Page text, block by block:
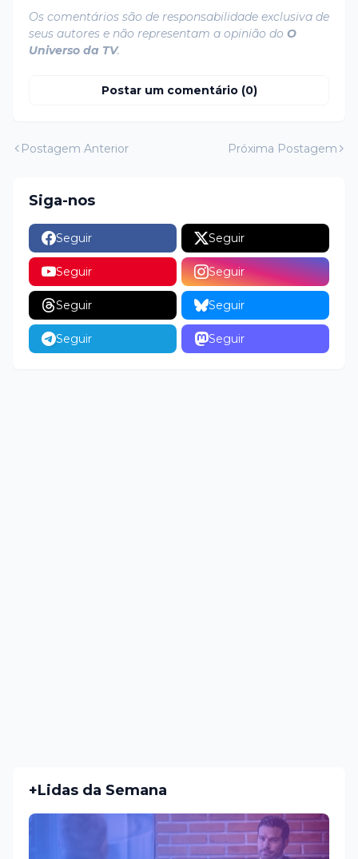
Os comentários são de responsabilidade exclusiva de
seus autores e não representam a opinião do O
Universo da TV.
Postar um comentário (0)
Postagem Anterior Próxima Postagem
Siga-nos
Seguir Seguir
Seguir Seguir
Seguir Seguir
Seguir Seguir
+Lidas da Semana